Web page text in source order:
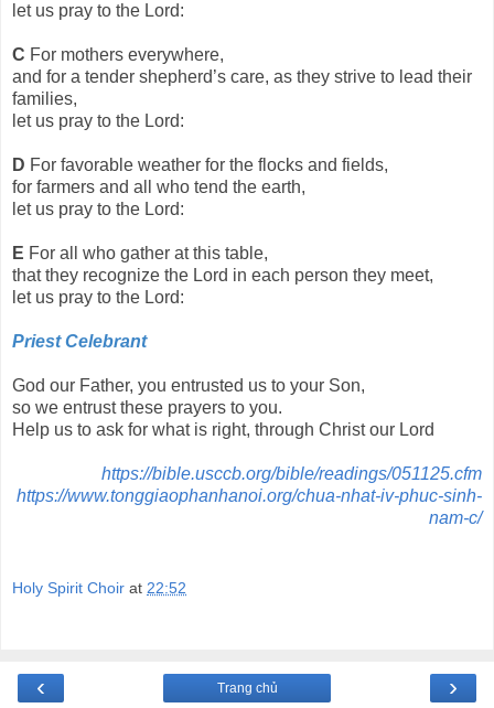
let us pray to the Lord:
C For mothers everywhere,
and for a tender shepherd’s care, as they strive to lead their
families,
let us pray to the Lord:
D For favorable weather for the flocks and fields,
for farmers and all who tend the earth,
let us pray to the Lord:
E For all who gather at this table,
that they recognize the Lord in each person they meet,
let us pray to the Lord:
Priest Celebrant
God our Father, you entrusted us to your Son,
so we entrust these prayers to you.
Help us to ask for what is right, through Christ our Lord
https://bible.usccb.org/bible/readings/051125.cfm
https://www.tonggiaophanhanoi.org/chua-nhat-iv-phuc-sinh-
nam-c/
Holy Spirit Choir at 22:52
‹ ›
Trang chủ